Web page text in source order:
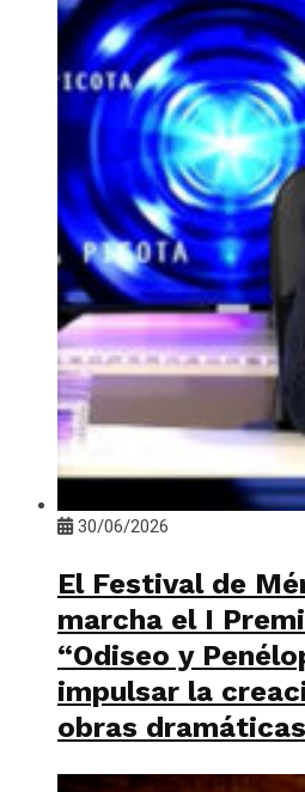
30/06/2026
El Festival de
marcha el I
“Odiseo y
impulsar la
obras